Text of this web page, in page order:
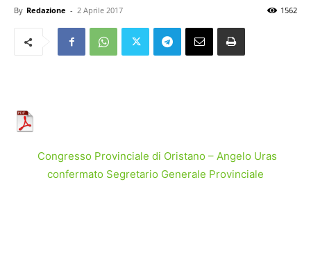
By Redazione - 2 Aprile 2017 1562
Congresso Provinciale di Oristano – Angelo Uras
confermato Segretario Generale Provinciale